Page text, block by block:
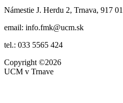
Námestie J. Herdu 2, Trnava, 917 01
email: info.fmk@ucm.sk
tel.: 033 5565 424
Copyright©2026
UCM v Trnave